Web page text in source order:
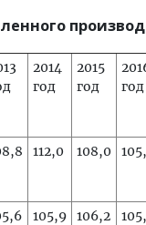
2014
год
2015
год
год
112,0 108,0
105,9 106,2